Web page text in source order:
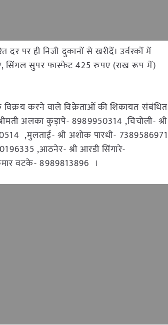
दर पर ही निजी दुकानों से खरीदें। उर्वरकों में
सिंगल सुपर फास्फेट 425 रुपए (राख रूप में)
करने वाले विक्रेताओं की शिकायत संबंधित
अलका कुड़ापे- 8989950314 ,चिचोली- श्री
,मुलताई- श्री अशोक पारधी- 7389586971
,आठनेर- श्री आरडी सिंगारे-
वटके- 8989813896 ।